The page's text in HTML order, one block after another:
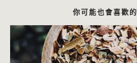
你可能也會喜歡